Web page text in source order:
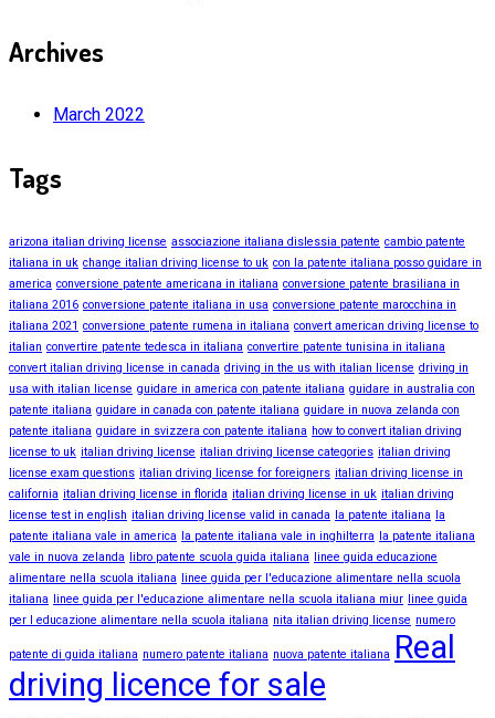
Archives
March 2022
Tags
arizona italian driving license associazione italiana dislessia patente cambio patente
italiana in uk change italian driving license to uk con la patente italiana posso guidare in
america conversione patente americana in italiana conversione patente brasiliana in
italiana 2016 conversione patente italiana in usa conversione patente marocchina in
italiana 2021 conversione patente rumena in italiana convert american driving license to
italian convertire patente tedesca in italiana convertire patente tunisina in italiana
convert italian driving license in canada driving in the us with italian license driving in
usa with italian license guidare in america con patente italiana guidare in australia con
patente italiana guidare in canada con patente italiana guidare in nuova zelanda con
patente italiana guidare in svizzera con patente italiana how to convert italian driving
license to uk italian driving license italian driving license categories italian driving
license exam questions italian driving license for foreigners italian driving license in
california italian driving license in florida italian driving license in uk italian driving
license test in english italian driving license valid in canada la patente italiana
la
patente italiana vale in america
la patente italiana vale in inghilterra
la patente italiana
vale in nuova zelanda
libro patente scuola guida italiana
linee guida educazione
alimentare nella scuola italiana
linee guida per l'educazione alimentare nella scuola
italiana
linee guida per l'educazione alimentare nella scuola italiana miur linee guida
per l educazione alimentare nella scuola italiana nita italian driving license numero
patente di guida italiana numero patente italiana nuova patente italiana Real
driving licence for sale